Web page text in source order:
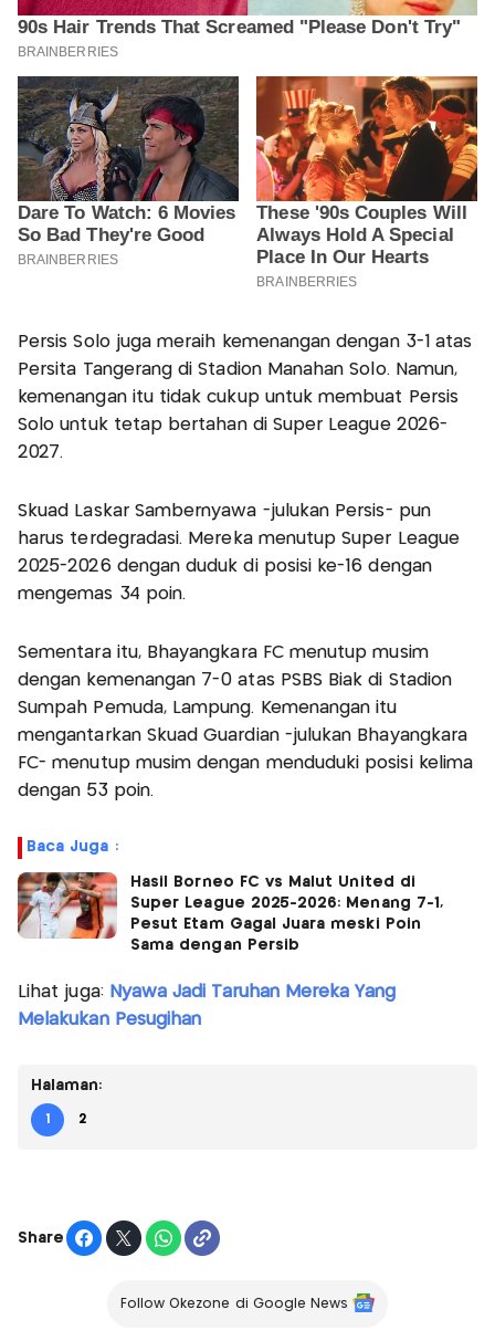
Persis Solo juga meraih kemenangan dengan 3-1 atas
Persita Tangerang di Stadion Manahan Solo. Namun,
kemenangan itu tidak cukup untuk membuat Persis
Solo untuk tetap bertahan di Super League 2026-
2027.
Skuad Laskar Sambernyawa -julukan Persis- pun
harus terdegradasi. Mereka menutup Super League
2025-2026 dengan duduk di posisi ke-16 dengan
mengemas 34 poin.
Sementara itu, Bhayangkara FC menutup musim
dengan kemenangan 7-0 atas PSBS Biak di Stadion
Sumpah Pemuda, Lampung. Kemenangan itu
mengantarkan Skuad Guardian -julukan Bhayangkara
FC- menutup musim dengan menduduki posisi kelima
dengan 53 poin.
Baca Juga :
Hasil Borneo FC vs Malut United di
Super League 2025-2026: Menang 7-1,
Pesut Etam Gagal Juara meski Poin
Sama dengan Persib
Lihat juga: Nyawa Jadi Taruhan Mereka Yang
Melakukan Pesugihan
Halaman:
1 2
Share
Follow Okezone di Google News